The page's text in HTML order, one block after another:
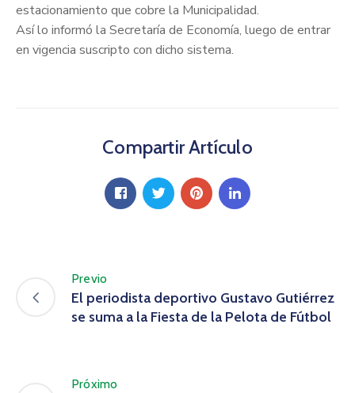
estacionamiento que cobre la Municipalidad.
Así lo informó la Secretaría de Economía, luego de entrar
en vigencia suscripto con dicho sistema.
Compartir Artículo
Previo
El periodista deportivo Gustavo Gutiérrez
se suma a la Fiesta de la Pelota de Fútbol
Próximo